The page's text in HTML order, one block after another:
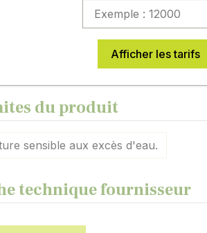
Rond
de résistance aux maladies
de résistance est exprimé par
du produit
sensible aux excès d'eau.
technique fournisseur
Afficher les tarifs